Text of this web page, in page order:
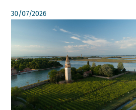
30/07/2026